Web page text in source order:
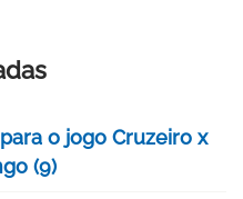
o jogo Cruzeiro x
(9)